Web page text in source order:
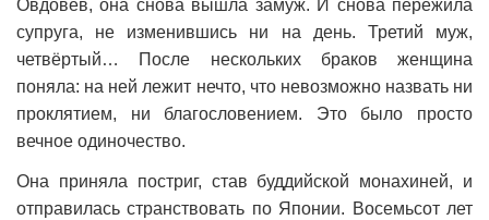
Овдовев, она снова вышла замуж. И снова пережила
супруга, не изменившись ни на день. Третий муж,
четвёртый… После нескольких браков женщина
поняла: на ней лежит нечто, что невозможно назвать ни
проклятием, ни благословением. Это было просто
вечное одиночество.
Она приняла постриг, став буддийской монахиней, и
отправилась странствовать по Японии. Восемьсот лет